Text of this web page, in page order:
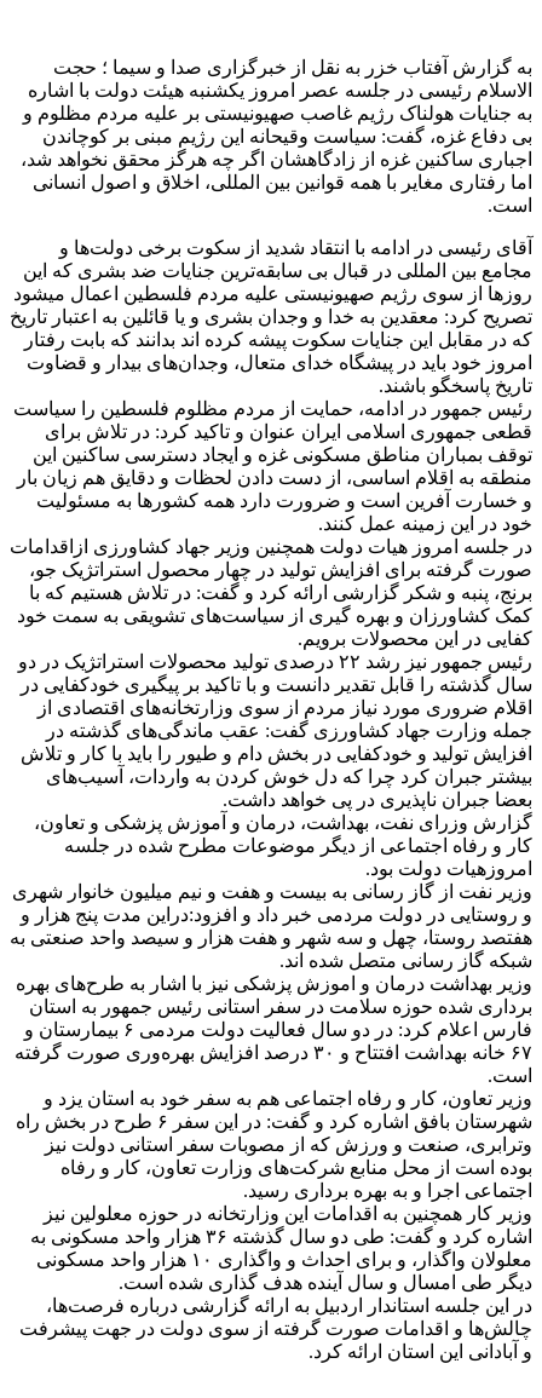
به گزارش آفتاب خزر به نقل از خبرگزاری صدا و سیما ؛ حجت
الاسلام رئیسی در جلسه عصر امروز یکشنبه هیئت دولت با اشاره
به جنایات هولناک رژیم غاصب صهیونیستی بر علیه مردم مظلوم و
بی دفاع غزه، گفت: سیاست وقیحانه این رژیم مبنی بر کوچاندن
اجباری ساکنین غزه از زادگاهشان اگر چه هرگز محقق نخواهد شد،
اما رفتاری مغایر با همه قوانین بین المللی، اخلاق و اصول انسانی
است.
آقای رئیسی در ادامه با انتقاد شدید از سکوت برخی دولت‌ها و
مجامع بین المللی در قبال بی سابقه‌ترین جنایات ضد بشری که این
روز‌ها از سوی رژیم صهیونیستی علیه مردم فلسطین اعمال میشود
تصریح کرد: معقدین به خدا و وجدان بشری و یا قائلین به اعتبار تاریخ
که در مقابل این جنایات سکوت پیشه کرده اند بدانند که بابت رفتار
امروز خود باید در پیشگاه خدای متعال، وجدان‌های بیدار و قضاوت
تاریخ پاسخگو باشند.
رئیس جمهور در ادامه، حمایت از مردم مظلوم فلسطین را سیاست
قطعی جمهوری اسلامی ایران عنوان و تاکید کرد‌: در تلاش برای
توقف بمباران مناطق مسکونی غزه و ایجاد دسترسی ساکنین این
منطقه به اقلام اساسی، از دست دادن لحظات و دقایق هم زیان بار
و خسارت آفرین است و ضرورت دارد همه کشور‌ها به مسئولیت
خود در این زمینه عمل کنند.
در جلسه امروز هیات دولت همچنین وزیر جهاد کشاورزی ازاقدامات
صورت گرفته برای افزایش تولید در چهار محصول استراتژیک جو،
برنج، پنبه و شکر گزارشی ارائه کرد و گفت‌: در تلاش هستیم که با
کمک کشاورزان و بهره گیری از سیاست‌های تشویقی به سمت خود
کفایی در این محصولات برویم.
رئیس جمهور نیز رشد ۲۲ درصدی تولید محصولات استراتژیک در دو
سال گذشته را قابل تقدیر دانست و با تاکید بر پیگیری خودکفایی در
اقلام ضروری مورد نیاز مردم از سوی وزارتخانه‌های اقتصادی از
جمله وزارت جهاد کشاورزی گفت: عقب ماندگی‌های گذشته در
افزایش تولید و خودکفایی در بخش دام و طیور را باید با کار و تلاش
بیشتر جبران کرد چرا که دل خوش کردن به واردات، آسیب‌های
بعضا جبران ناپذیری در پی خواهد داشت.
گزارش وزرای نفت، بهداشت، درمان و آموزش پزشکی و تعاون،
کار و رفاه اجتماعی از دیگر موضوعات مطرح شده در جلسه
امروزهیات دولت بود.
وزیر نفت از گاز رسانی به بیست و هفت و نیم میلیون خانوار شهری
و روستایی در دولت مردمی خبر داد و افزود:دراین مدت پنج هزار و
هفتصد روستا، چهل و سه شهر و هفت هزار و سیصد واحد صنعتی به
شبکه گاز رسانی متصل شده اند.
وزیر بهداشت درمان و اموزش پزشکی نیز با اشار به طرح‌های بهره
برداری شده حوزه سلامت در سفر استانی رئیس جمهور به استان
فارس اعلام کرد: در دو سال فعالیت دولت مردمی ۶ بیمارستان و
۶۷ خانه بهداشت افتتاح و ۳۰ درصد افزایش بهره‌وری صورت گرفته
است.
وزیر تعاون، کار و رفاه اجتماعی هم به سفر خود به استان یزد و
شهرستان بافق اشاره کرد و گفت‌: در این سفر ۶ طرح در بخش راه
وترابری، صنعت و ورزش که از مصوبات سفر استانی دولت نیز
بوده است از محل منابع شرکت‌های وزارت تعاون، کار و رفاه
اجتماعی اجرا و به بهره برداری رسید.
وزیر کار همچنین به اقدامات این وزارتخانه در حوزه معلولین نیز
اشاره کرد و گفت: طی دو سال گذشته ۳۶ هزار واحد مسکونی به
معلولان واگذار، و برای احداث و واگذاری ۱۰ هزار واحد مسکونی
دیگر طی امسال و سال آینده هدف گذاری شده است.
در این جلسه استاندار اردبیل به ارائه گزارشی درباره فرصت‌ها،
چالش‌ها و اقدامات صورت گرفته از سوی دولت در جهت پیشرفت
و آبادانی این استان ارائه کرد.